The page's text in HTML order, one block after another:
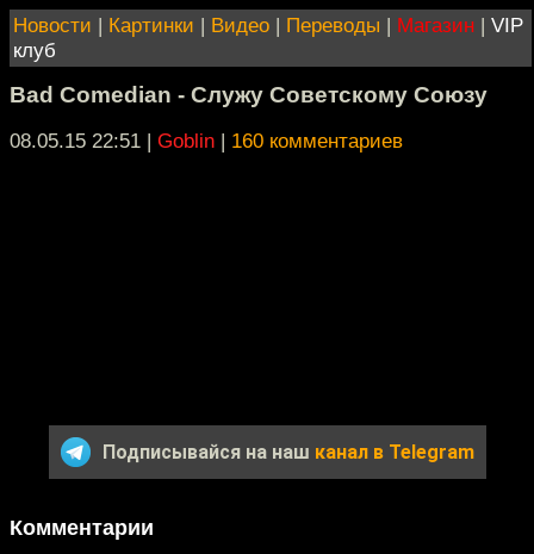
Новости | Картинки | Видео | Переводы | Магазин | VIP
клуб
Bad Comedian - Служу Советскому Союзу
08.05.15 22:51 | Goblin | 160 комментариев
Подписывайся на наш канал в Telegram
Комментарии